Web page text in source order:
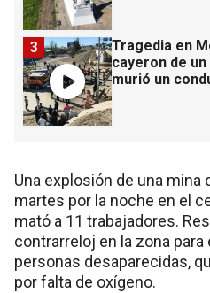
Tragedia en
cayeron de
murió un
3
Una explosión de una mina
martes por la noche en el
mató a 11 trabajadores.
contrarreloj en la zona
personas desaparecidas,
por falta de oxígeno.